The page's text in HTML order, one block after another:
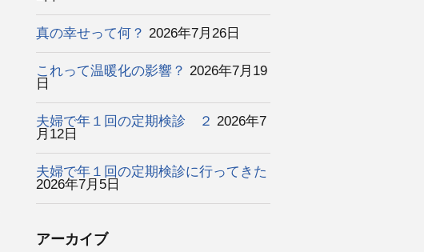
真の幸せって何？ 2026年7月26日
これって温暖化の影響？ 2026年7月19
日
夫婦で年１回の定期検診 ２ 2026年7
月12日
夫婦で年１回の定期検診に行ってきた
2026年7月5日
アーカイブ